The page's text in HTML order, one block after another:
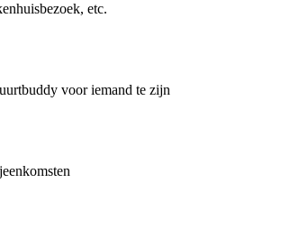
etc.
voor iemand te zijn